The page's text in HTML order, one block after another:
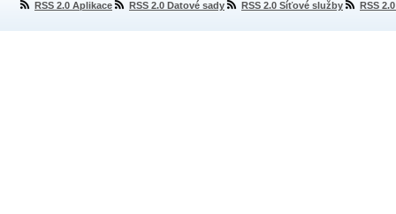
RSS 2.0 Aplikace RSS 2.0 Datové sady RSS 2.0 Síťové služby RSS